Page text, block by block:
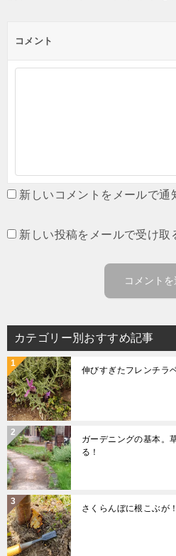
コメント
新しいコメントをメールで通
新しい投稿をメールで受け取
カテゴリー別おすすめ記事
伸びすぎたフレンチラ
ガーデニングの基本。
る！
さくらんぼに根こぶが